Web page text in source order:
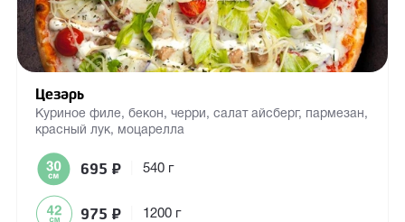
Цезарь
Куриное филе, бекон, черри, салат айсберг, пармезан,
красный лук, моцарелла
695 ₽ 540 г
975 ₽ 1200 г